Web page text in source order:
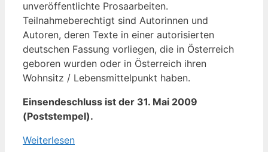
unveröffentlichte Prosaarbeiten.
Teilnahmeberechtigt sind Autorinnen und
Autoren, deren Texte in einer autorisierten
deutschen Fassung vorliegen, die in Österreich
geboren wurden oder in Österreich ihren
Wohnsitz / Lebensmittelpunkt haben.
Einsendeschluss ist der 31. Mai 2009
(Poststempel).
Weiterlesen